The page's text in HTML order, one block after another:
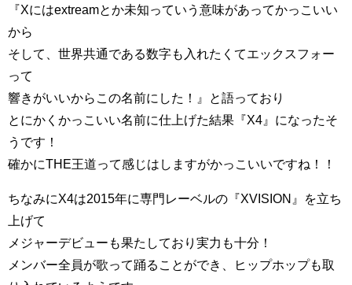
『Xにはextreamとか未知っていう意味があってかっこいい
から
そして、世界共通である数字も入れたくてエックスフォー
って
響きがいいからこの名前にした！』と語っており
とにかくかっこいい名前に仕上げた結果『X4』になったそ
うです！
確かにTHE王道って感じはしますがかっこいいですね！！
ちなみにX4は2015年に専門レーベルの『XVISION』を立ち
上げて
メジャーデビューも果たしており実力も十分！
メンバー全員が歌って踊ることができ、ヒップホップも取